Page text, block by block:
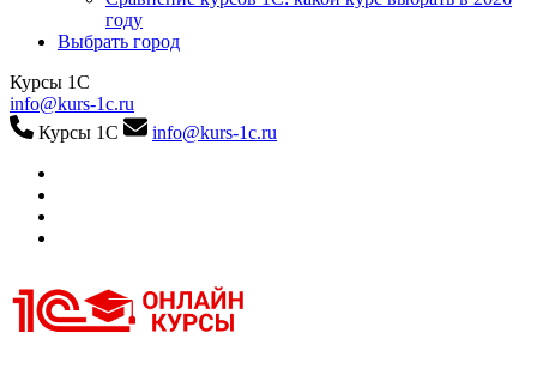
году
Выбрать город
Курсы 1С
info@kurs-1c.ru
Курсы 1С
info@kurs-1c.ru